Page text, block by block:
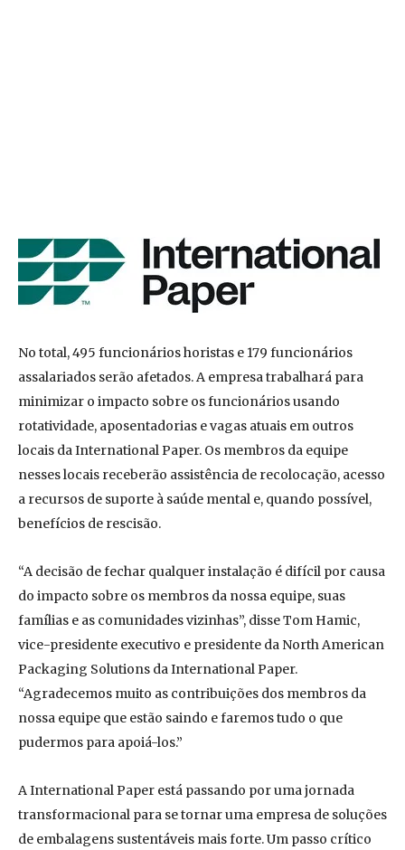
No total, 495 funcionários horistas e 179 funcionários
assalariados serão afetados. A empresa trabalhará para
minimizar o impacto sobre os funcionários usando
rotatividade, aposentadorias e vagas atuais em outros
locais da International Paper. Os membros da equipe
nesses locais receberão assistência de recolocação, acesso
a recursos de suporte à saúde mental e, quando possível,
benefícios de rescisão.
“A decisão de fechar qualquer instalação é difícil por causa
do impacto sobre os membros da nossa equipe, suas
famílias e as comunidades vizinhas”, disse Tom Hamic,
vice-presidente executivo e presidente da North American
Packaging Solutions da International Paper.
“Agradecemos muito as contribuições dos membros da
nossa equipe que estão saindo e faremos tudo o que
pudermos para apoiá-los.”
A International Paper está passando por uma jornada
transformacional para se tornar uma empresa de soluções
de embalagens sustentáveis ​​mais forte. Um passo crítico